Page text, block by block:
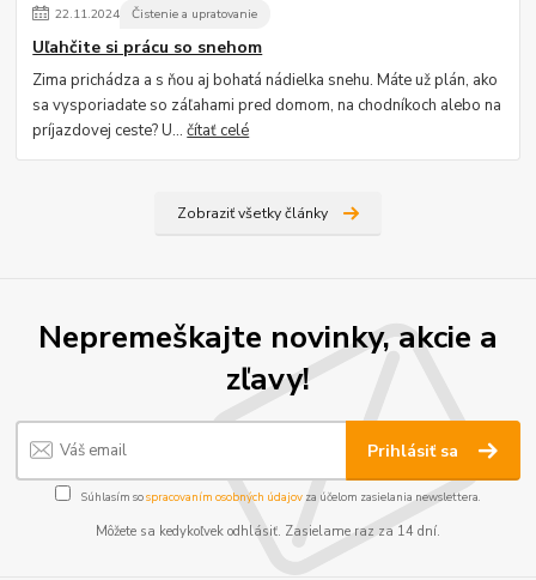
22.11.2024 Čistenie a upratovanie
Uľahčite si prácu so snehom
Zima prichádza a s ňou aj bohatá nádielka snehu. Máte už plán, ako
sa vysporiadate so záľahami pred domom, na chodníkoch alebo na
príjazdovej ceste? U...čítať celé
Zobraziť všetky články
Nepremeškajte novinky, akcie a
zľavy!
Prihlásiť sa
Súhlasím sospracovaním osobných údajov za účelom zasielania newslettera.
Môžete sa kedykoľvek odhlásiť. Zasielame raz za 14 dní.